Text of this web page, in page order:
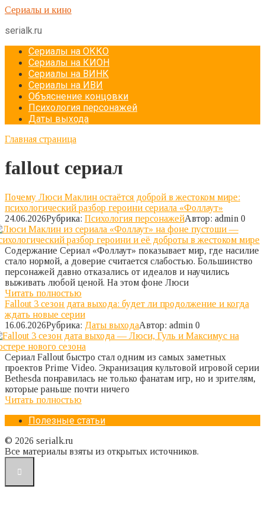
Перейти
контенту
Сериалы и кино
serialk.ru
Сериалы на ОККО
Сериалы на КИОН
Сериалы на ВИНК
Сериалы на ИВИ
Объяснение концовки
Психология персонажей
Даты выхода
Главная страница
fallout сериал
Почему Люси Маклин остаётся доброй в жестоком мире:
психологический разбор героини сериала «Фоллаут»
24.06.2026Рубрика: Психология персонажейАвтор: admin 0
Содержание Сериал «Фоллаут» показывает мир, где насилие
стало нормой, а доверие считается слабостью. Большинство
персонажей давно отказались от идеалов и научились
выживать любой ценой. На этом фоне Люси
Читать полностью
Fallout 3 сезон дата выхода: будет ли продолжение и когда
ждать новые серии
16.06.2026Рубрика: Даты выходаАвтор: admin 0
Сериал Fallout быстро стал одним из самых заметных
проектов Prime Video. Экранизация культовой игровой серии
Bethesda понравилась не только фанатам игр, но и зрителям,
которые раньше почти ничего
Читать полностью
Полезные статьи
© 2026 serialk.ru
Все материалы взяты из открытых источников.